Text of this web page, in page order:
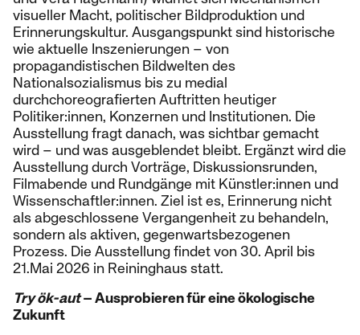
visueller Macht, politischer Bildproduktion und
Erinnerungskultur. Ausgangspunkt sind historische
wie aktuelle Inszenierungen – von
propagandistischen Bildwelten des
Nationalsozialismus bis zu medial
durchchoreografierten Auftritten heutiger
Politiker:innen, Konzernen und Institutionen. Die
Ausstellung fragt danach, was sichtbar gemacht
wird – und was ausgeblendet bleibt. Ergänzt wird die
Ausstellung durch Vorträge, Diskussionsrunden,
Filmabende und Rundgänge mit Künstler:innen und
Wissenschaftler:innen. Ziel ist es, Erinnerung nicht
als abgeschlossene Vergangenheit zu behandeln,
sondern als aktiven, gegenwartsbezogenen
Prozess. Die Ausstellung findet von 30. April bis
21.Mai 2026 in Reininghaus statt.
Try ök-aut– Ausprobieren für eine ökologische
Zukunft